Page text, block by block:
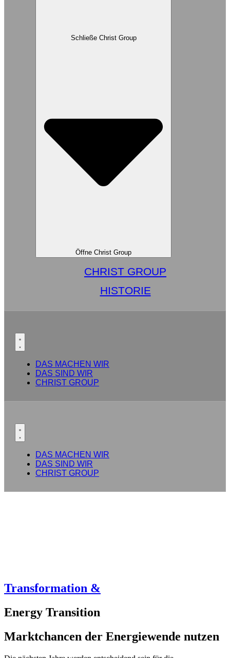
Schließe Christ Group
Öffne Christ Group
CHRIST GROUP
HISTORIE
DAS MACHEN WIR
DAS SIND WIR
CHRIST GROUP
DAS MACHEN WIR
DAS SIND WIR
CHRIST GROUP
Transformation &
Energy Transition
Marktchancen der Energiewende nutzen